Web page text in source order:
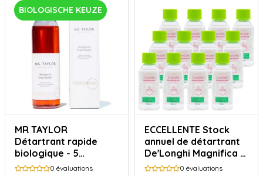
BIOLOGISCHE KEUZE
MR TAYLOR
Détartrant rapide
biologique - 5
utilisations
0 évaluations
ECCELLENTE Stock
annuel de détartrant
De'Longhi Magnifica S
- 12 pièces
0 évaluations